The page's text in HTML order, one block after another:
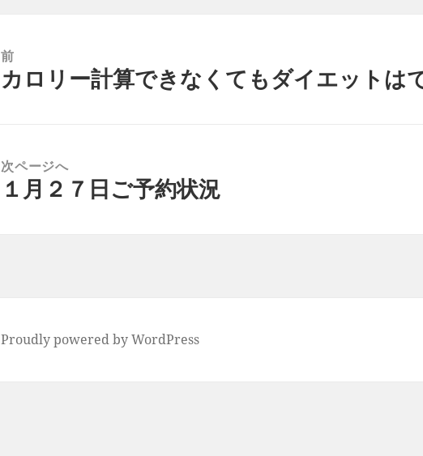
前
前
カロリー計算できなくてもダイエットは
次ページへ
次
１月２７日ご予約状況
Proudly powered by WordPress